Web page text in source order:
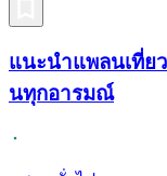
แนะนำแพลนเที่ย
นทุกอารมณ์